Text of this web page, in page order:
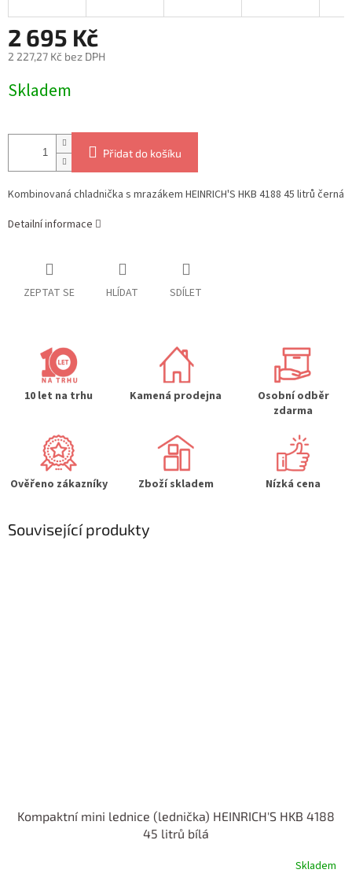
2 695 Kč
2 227,27 Kč bez DPH
cena:
Skladem
Přidat do košíku
Kombinovaná chladnička s mrazákem HEINRICH'S HKB 4188 45 litrů černá
Detailní informace
ZEPTAT SE HLÍDAT SDÍLET
10 let na trhu Kamená prodejna
Osobní odběr
zdarma
Ověřeno zákazníky Zboží skladem Nízká cena
Související produkty
Kompaktní mini lednice (lednička) HEINRICH'S HKB 4188
45 litrů bílá
Skladem